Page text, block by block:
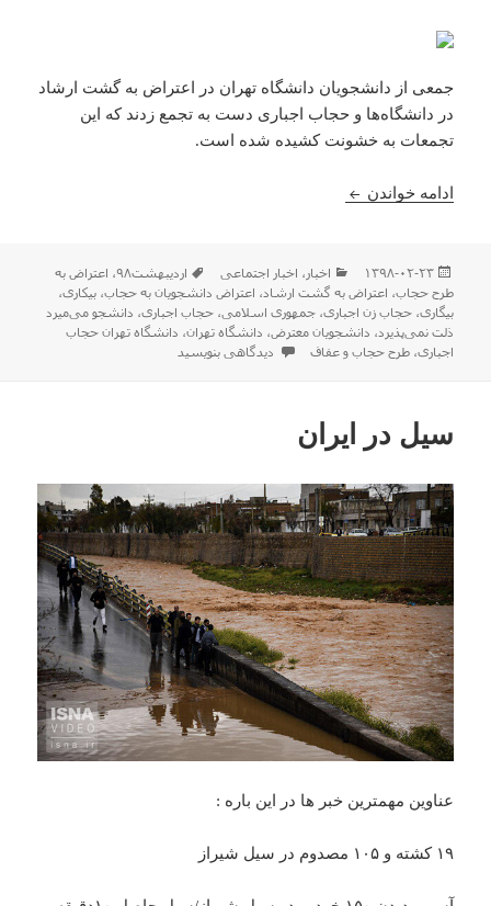
جمعی از دانشجویان دانشگاه تهران در اعتراض به گشت‌ ارشاد
در دانشگاه‌ها و حجاب اجباری دست به تجمع زدند که این
تجمعات به خشونت کشیده شده است.
ادامه خواندن دانشجویان دانشگاه تهران در اعتراض به حجاب
ارسال
شده
در
۱۳۹۸-۰۲-۲۳ دسته‌ها
اخبار ، اخبار اجتماعی برچسب‌ها
اردیبهشت۹۸ ، اعتراض به
طرح حجاب، اعتراض به گشت ارشاد، اعتراض دانشجویان به حجاب،بیکاری،
بیگاری، حجاب زن اجباری،جمهوری اسلامی،حجاب اجباری، دانشجو می‌میرد
ذلت نمی‌پذیرد، دانشجویان معترض، دانشگاه تهران، دانشگاه تهران حجاب
اجباری،طرح حجاب و عفاف برای دانشجویان دانشگاه تهران در اعتراض به
دیدگاهی بنویسید
سیل در ایران
عناوین مهمترین خبر ها در این باره :
۱۹ کشته و ۱۰۵ مصدوم در سیل شیراز